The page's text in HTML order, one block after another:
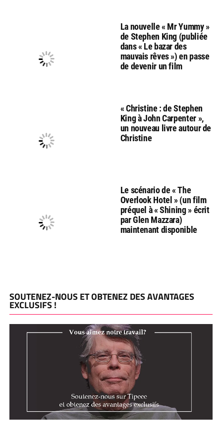
La nouvelle « Mr Yummy »
de Stephen King (publiée
dans « Le bazar des
mauvais rêves ») en passe
de devenir un film
« Christine : de Stephen
King à John Carpenter »,
un nouveau livre autour de
Christine
Le scénario de « The
Overlook Hotel » (un film
préquel à « Shining » écrit
par Glen Mazzara)
maintenant disponible
SOUTENEZ-NOUS ET OBTENEZ DES AVANTAGES
EXCLUSIFS !